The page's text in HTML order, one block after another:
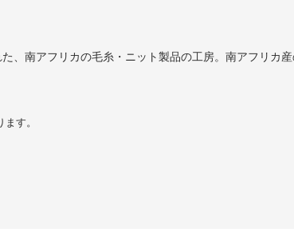
南アフリカの毛糸・ニット製品の工房。南アフリカ
す。